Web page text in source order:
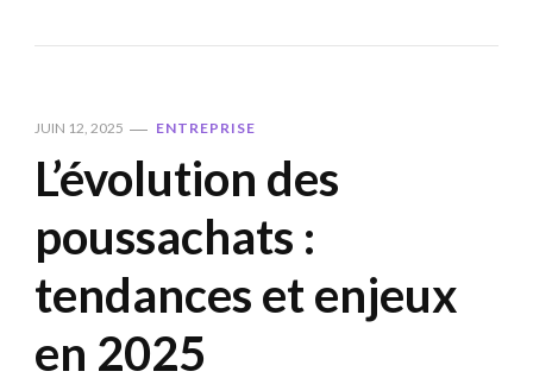
JUIN 12, 2025 ENTREPRISE
L’évolution des
poussachats :
tendances et enjeux
en 2025